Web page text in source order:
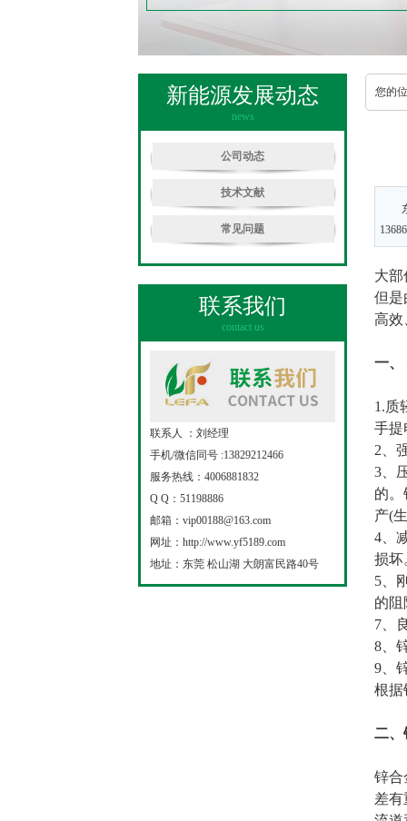
新能源发展动态
news
公司动态
技术文献
常见问题
联系我们
contact us
联系人 ：刘经理
手机/微信同号 :13829212466
服务热线：4006881832
Q Q：51198886
邮箱：vip00188@163.com
网址：http://www.yf5189.com
地址：东莞 松山湖 大朗富民路40号
您的
大
但是
高效
一、
1.质
手提
2、
3、
的。
产(
4、
损坏
5、
的
7、
8、
9、
根据
二、
锌合
差